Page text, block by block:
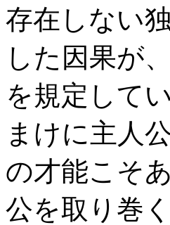
存在しない
した因果が
を規定して
まけに主人
の才能こそ
公を取り巻